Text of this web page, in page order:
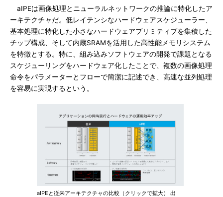
aIPEは画像処理とニューラルネットワークの推論に特化したア
ーキテクチャだ。低レイテンシなハードウェアスケジューラー、
基本処理に特化した小さなハードウェアプリミティブを集積した
チップ構成、そして内蔵SRAMを活用した高性能メモリシステム
を特徴とする。特に、組み込みソフトウェアの開発で課題となる
スケジューリングをハードウェア化したことで、複数の画像処理
命令をパラメーターとフローで簡潔に記述でき、高速な並列処理
を容易に実現するという。
aIPEと従来アーキテクチャの比較（クリックで拡大） 出